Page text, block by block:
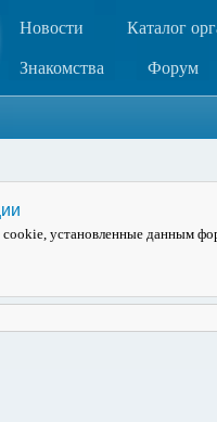
Новости Каталог
Знакомства Форум
cookie, установленные данным